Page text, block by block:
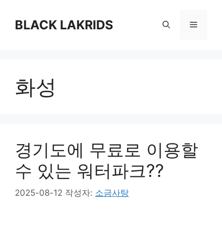
BLACK LAKRIDS 메
화성
경기도에 무료로 이용할
수 있는 워터파크??
2025-08-12 작성자: 소금사탕